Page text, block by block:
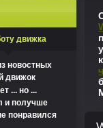
движка
новостных
движок
... но ...
и получше
понравился